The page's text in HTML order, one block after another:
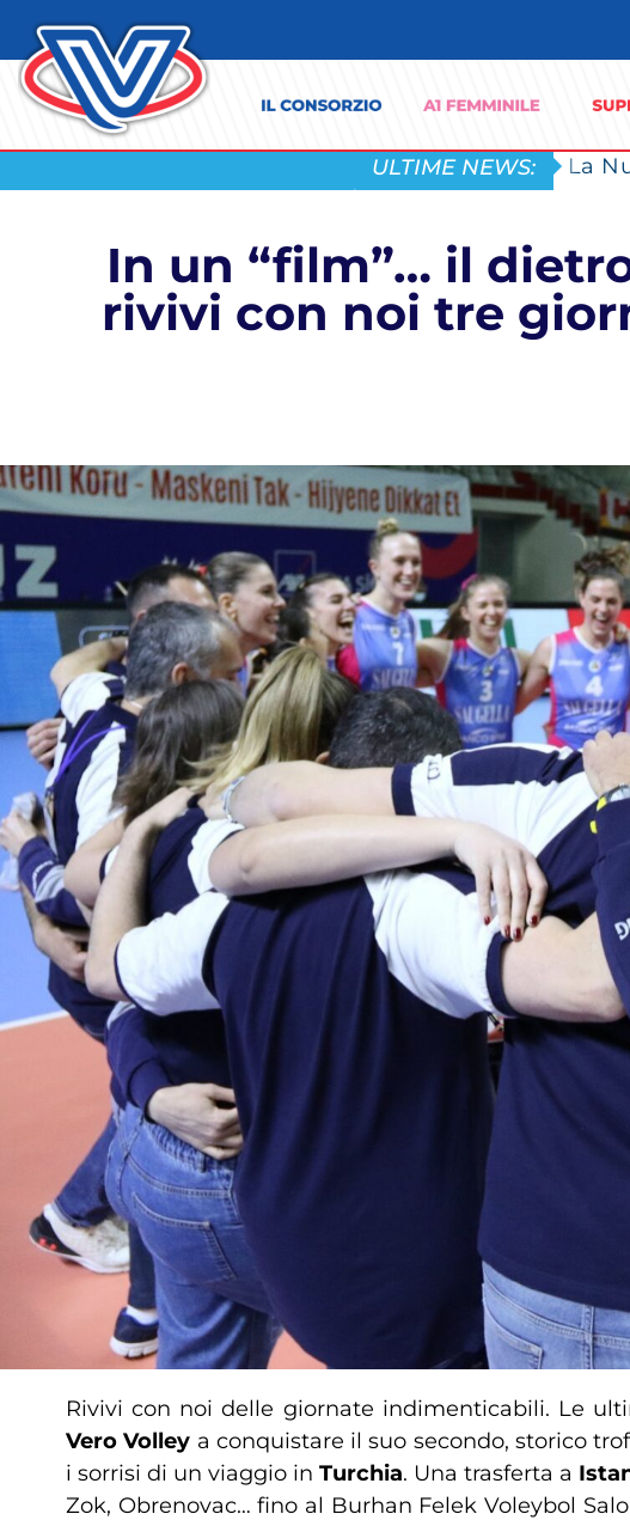
ULTIME NEWS:
In un “film”… il
rivivi con noi tre
Rivivi con noi delle giornate indimenticabili. Le
Vero Volley a conquistare il suo secondo, storico
i sorrisi di un viaggio inTurchia. Una trasferta a
Zok, Obrenovac… fino al Burhan Felek Voleybol